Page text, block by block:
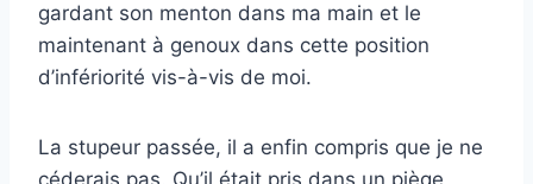
gardant son menton dans ma main et le
maintenant à genoux dans cette position
d’infériorité vis-à-vis de moi.
La stupeur passée, il a enfin compris que je ne